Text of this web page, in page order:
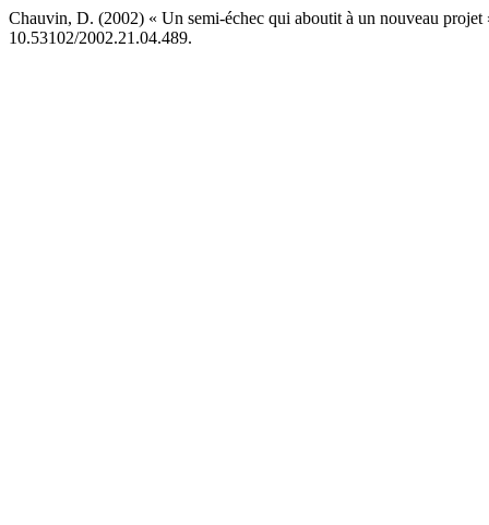
Chauvin, D. (2002) « Un semi-échec qui aboutit à un nouveau
10.53102/2002.21.04.489.